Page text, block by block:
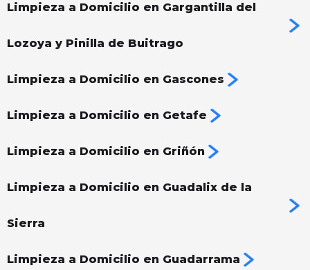
Limpieza a Domicilio en Gargantilla del
Lozoya y Pinilla de Buitrago
Limpieza a Domicilio en Gascones
Limpieza a Domicilio en Getafe
Limpieza a Domicilio en Griñón
Limpieza a Domicilio en Guadalix de la
Sierra
Limpieza a Domicilio en Guadarrama